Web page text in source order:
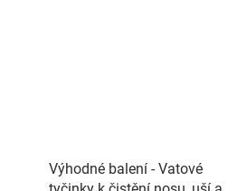
Výhodné balení - Vatové